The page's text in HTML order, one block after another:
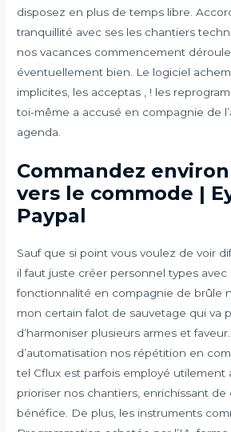
disposez en plus de temps libre.
tranquillité avec ses les chantiers
nos vacances commencement
éventuellement bien. Le logiciel
implicites, les acceptas , ! les
toi-même a accusé en compagnie de
agenda.
Commandez
vers le commode |
Paypal
Sauf que si point vous voulez de voir
il faut juste créer personnel types avec
fonctionnalité en compagnie de brûle
mon certain falot de sauvetage qui va
d’harmoniser plusieurs armes et
d’automatisation nos répétition en
tel Cflux est parfois employé utilement
prioriser nos chantiers, enrichissant
bénéfice. De plus, les instruments